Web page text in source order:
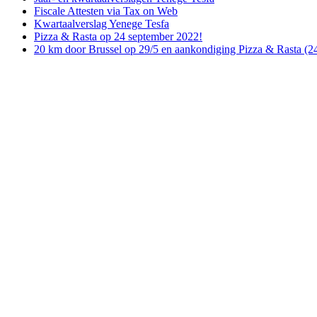
Fiscale Attesten via Tax on Web
Kwartaalverslag Yenege Tesfa
Pizza & Rasta op 24 september 2022!
20 km door Brussel op 29/5 en aankondiging Pizza & Rasta